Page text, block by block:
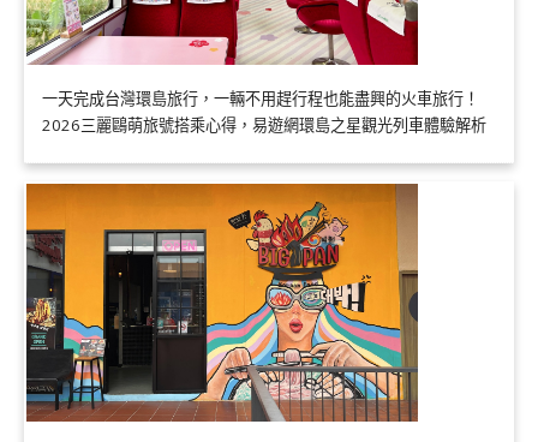
一天完成台灣環島旅行，一輛不用趕行程也能盡興的火車旅行！
2026三麗鷗萌旅號搭乘心得，易遊網環島之星觀光列車體驗解析